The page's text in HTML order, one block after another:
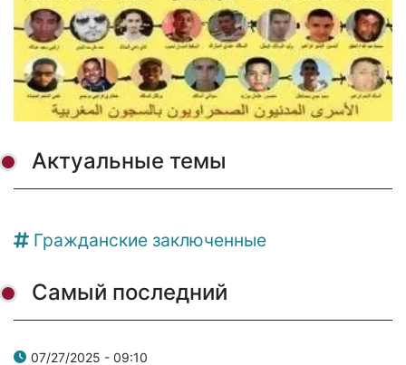
Актуальные темы
Гражданские заключенные
Самый последний
07/27/2025 - 09:10